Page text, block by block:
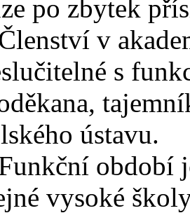
po zbytek
v
s
ústavu.
období
vysoké